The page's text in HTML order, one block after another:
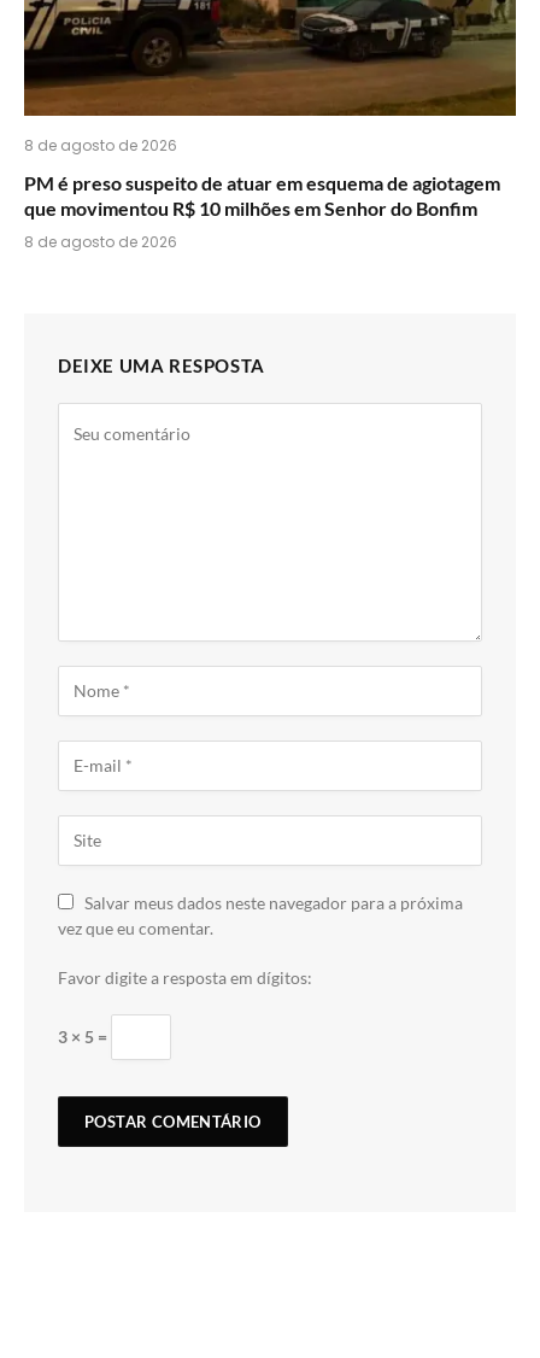
8 de agosto de 2026
PM é preso suspeito de atuar em esquema de agiotagem
que movimentou R$ 10 milhões em Senhor do Bonfim
8 de agosto de 2026
DEIXE UMA RESPOSTA
Salvar meus dados neste navegador para a próxima
vez que eu comentar.
Favor digite a resposta em dígitos:
3 × 5 =